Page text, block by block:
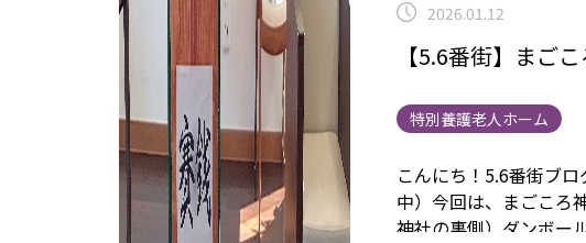
2026.01.12
【5.6番街】まご
特別養護老人ホーム
こんにち！5.6番街ブ
中） 今回は、まごころ
神社の裏側） ダンボー